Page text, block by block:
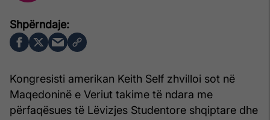
Kongresisti amerikan Keith Self zhvilloi sot në
Maqedoninë e Veriut takime të ndara me
përfaqësues të Lëvizjes Studentore shqiptare dhe